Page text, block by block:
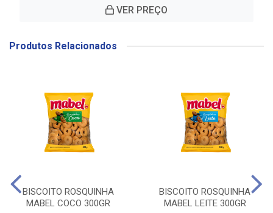
VER PREÇO
Produtos Relacionados
BISCOITO ROSQUINHA
MABEL COCO 300GR
BISCOITO ROSQUINHA
MABEL LEITE 300GR